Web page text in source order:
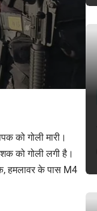
को गोली मारी।
को गोली लगी है।
हमलावर के पास M4